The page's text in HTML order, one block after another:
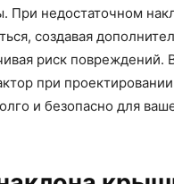
При недостаточном
создавая
риск повреждений.
при
и безопасно для